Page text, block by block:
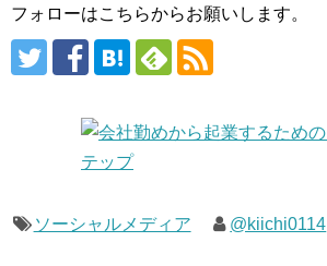
フォローはこちらからお願いします。
ソーシャルメディア @kiichi0114